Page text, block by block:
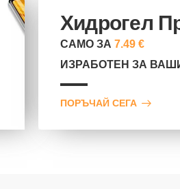
Хидрогел
САМО ЗА 7.49 €
ИЗРАБОТЕН ЗА
ПОРЪЧАЙ СЕГА